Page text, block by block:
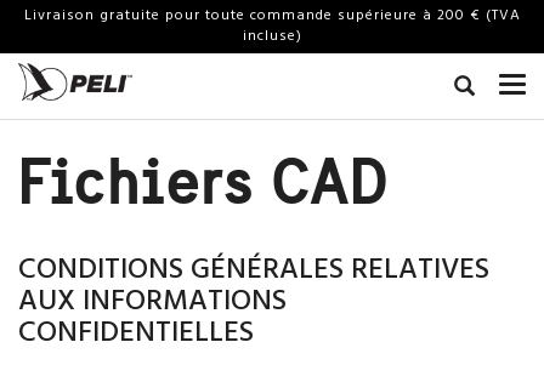
Livraison gratuite pour toute commande supérieure à 200 € (TVA
incluse)
Fichiers CAD
CONDITIONS GÉNÉRALES RELATIVES
AUX INFORMATIONS
CONFIDENTIELLES